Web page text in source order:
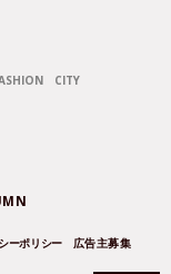
CITY
ーポリシー 広告主募集